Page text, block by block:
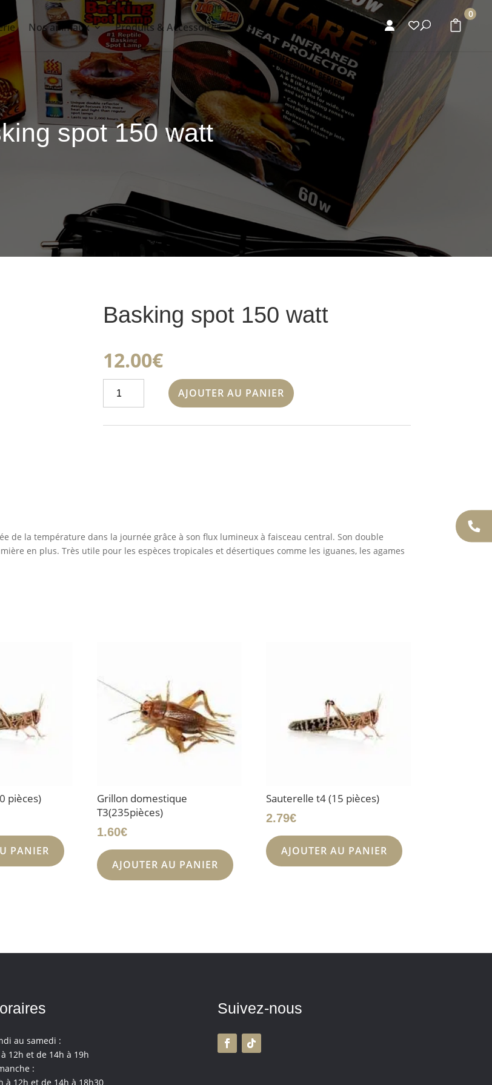
Nos animaux Produits & Accessoires Nos expéditions Contact
0
spot 150 watt
Basking spot 150 watt
12.00€
spot
AJOUTER AU PANIER
de la température dans la journée grâce à son flux lumineux à faisceau central. Son double
en plus. Très utile pour les espèces tropicales et désertiques comme les iguanes, les agames
pièces)
PANIER
Grillon domestique
T3(235pièces)
1.60€
AJOUTER AU PANIER
Sauterelle t4 (15 pièces)
2.79€
AJOUTER AU PANIER
au samedi :
12h et de 14h à 19h
:
à 12h et de 14h à 18h30
Suivez-nous